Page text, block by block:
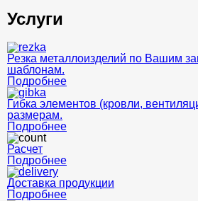
Услуги
Резка металлоизделий по Вашим
шаблонам.
Подробнее
Гибка элементов (кровли,
размерам.
Подробнее
Расчет
Подробнее
Доставка продукции
Подробнее